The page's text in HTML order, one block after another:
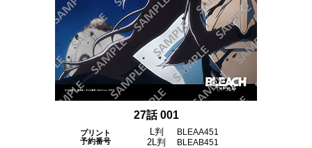
来週の新商品
商品カテゴリ一覧
セブンプレミアム
サービストップ
nanacoトップ
マルチコピー機でできること
マルチコピー機でできることトップ
企業情報トップ
ニュースリリース
私たちの取組み
サステナビリティ
サステナビリティトップ
27話 001
プリント
予約番号
L判 BLEAA451
2L判 BLEAB451